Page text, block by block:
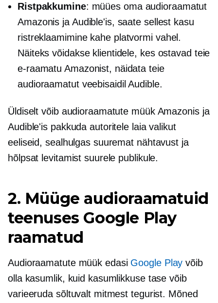
Ristpakkumine: müües oma audioraamatut
Amazonis ja Audible'is, saate sellest kasu
ristreklaamiminekahe platvormi vahel.
Näiteks võidakse klientidele, kes ostavad teie
e-raamatu Amazonist, näidata teie
audioraamatut veebisaidil Audible.
Üldiselt võib audioraamatute müük Amazonis ja
Audible'is pakkuda autoritele laia valikut
eeliseid, sealhulgas suuremat nähtavust ja
hõlpsat levitamist suurele publikule.
2. Müüge audioraamatuid
teenuses Google Play
raamatud
Audioraamatute müük edasi Google Play võib
olla kasumlik, kuid kasumlikkuse tase võib
varieeruda sõltuvalt mitmest tegurist. Mõned